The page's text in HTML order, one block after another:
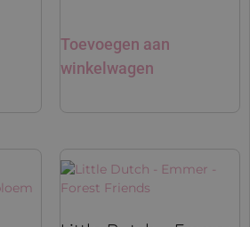
Toevoegen aan
winkelwagen